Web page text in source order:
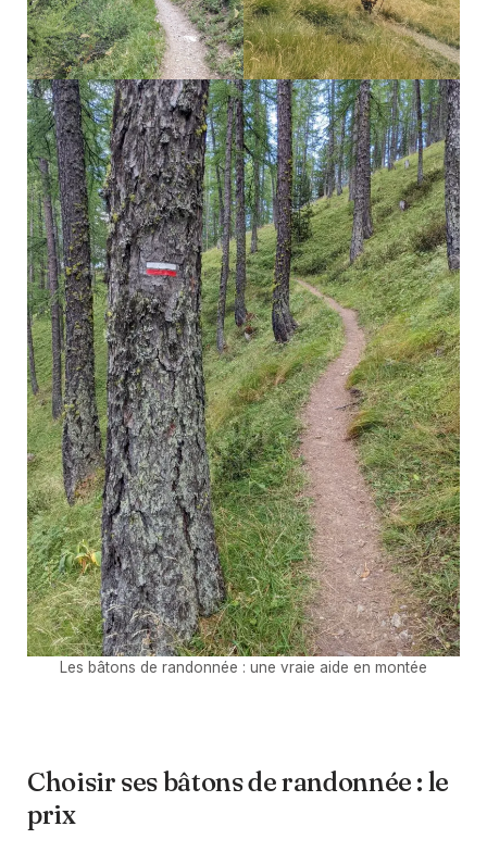
Les bâtons de randonnée : une vraie aide en montée
Choisir ses bâtons de randonnée : le
prix